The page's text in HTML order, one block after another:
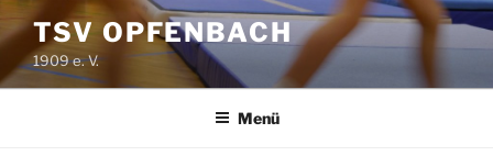
Zum
Inhalt
springen
TSV OPFENBACH
1909 e. V.
Menü